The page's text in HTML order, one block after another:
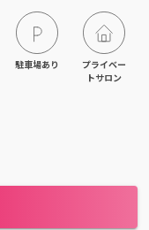
駐車場あり
プライベー
トサロン